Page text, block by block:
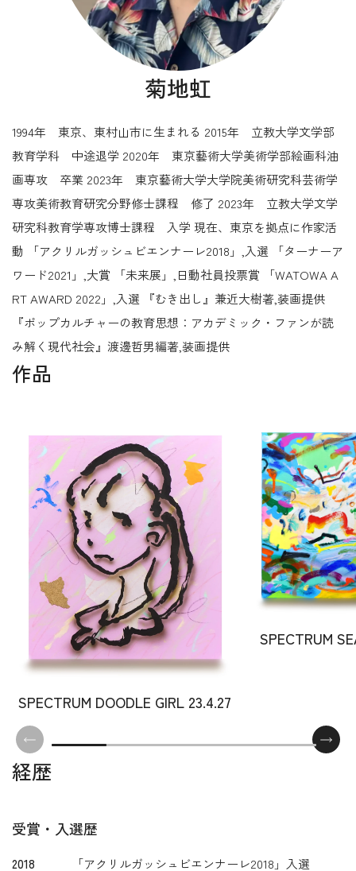
菊地虹
1994年 東京、東村山市に生まれる 2015年 立教大学文学部
教育学科 中途退学 2020年 東京藝術大学美術学部絵画科油
画専攻 卒業 2023年 東京藝術大学大学院美術研究科芸術学
専攻美術教育研究分野修士課程 修了 2023年 立教大学文学
研究科教育学専攻博士課程 入学 現在、東京を拠点に作家活
動 「アクリルガッシュビエンナーレ2018」,入選 「ターナーア
ワード2021」,大賞 「未来展」,日動社員投票賞 「WATOWA A
RT AWARD 2022」,入選 『むき出し』兼近大樹著,装画提供
『ポップカルチャーの教育思想：アカデミック・ファンが読
み解く現代社会』渡邊哲男編著,装画提供
作品
SPECTRUM DOODLE GIRL 23.4.27
SPECTRUM
経歴
受賞・入選歴
2018 「アクリルガッシュビエンナーレ2018」入選